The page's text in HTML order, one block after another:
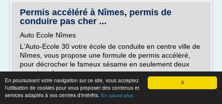
X
En poursuivant votre navigation sur ce site, vous acceptez
l'utilisation de cookies pour vous proposer des contenus et
services adaptés à vos centres d'intérêts. En savoir plus
Permis accéléré à Nîmes, permis de
conduire pas cher ...
Auto Ecole Nîmes
L'Auto-Ecole 30 votre école de conduite en centre ville de
Nîmes, vous propose une formule de permis accéléré,
pour décrocher le fameux sésame en seulement deux
semaines !
Grâce au permis accéléré de l'Auto-Ecole 30, vous
disposez d'un suivi personnalisé, du passage du code